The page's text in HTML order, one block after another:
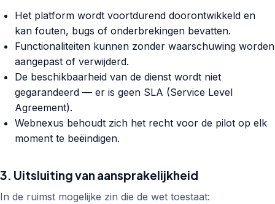
Het platform wordt voortdurend doorontwikkeld en
kan fouten, bugs of onderbrekingen bevatten.
Functionaliteiten kunnen zonder waarschuwing worden
aangepast of verwijderd.
De beschikbaarheid van de dienst wordt niet
gegarandeerd — er is geen SLA (Service Level
Agreement).
Webnexus behoudt zich het recht voor de pilot op elk
moment te beëindigen.
3. Uitsluiting van aansprakelijkheid
In de ruimst mogelijke zin die de wet toestaat: